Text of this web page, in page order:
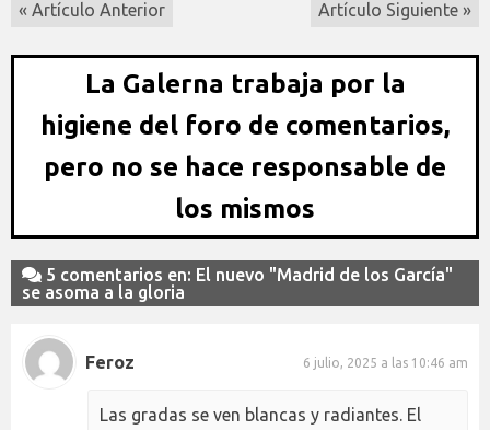
« Artículo Anterior Artículo Siguiente »
La Galerna trabaja por la
higiene del foro de comentarios,
pero no se hace responsable de
los mismos
5 comentarios en: El nuevo "Madrid de los García"
se asoma a la gloria
Feroz 6 julio, 2025 a las 10:46 am
Las gradas se ven blancas y radiantes. El